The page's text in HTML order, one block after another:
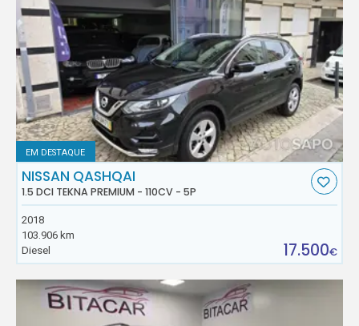
EM DESTAQUE
NISSAN QASHQAI
1.5 DCI TEKNA PREMIUM - 110CV - 5P
2018
103.906 km
Diesel
17.500€